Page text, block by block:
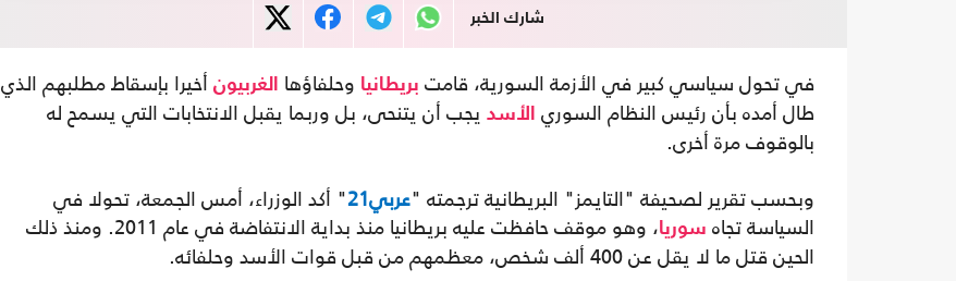
شارك الخبر
في تحول سياسي كبير في الأزمة السورية، قامت بريطانيا وحلفاؤها الغربيون أخيرا بإسقاط مطلبهم الذي
طال أمده بأن رئيس النظام السوري
الأسد يجب أن يتنحى، بل وربما يقبل الانتخابات التي يسمح له
بالوقوف مرة أخرى.
وبحسب تقرير لصحيفة "التايمز" البريطانية ترجمته "عربي21
" أكد الوزراء، أمس الجمعة، تحولا في
السياسة تجاه سوريا
، وهو موقف حافظت عليه بريطانيا منذ بداية الانتفاضة في عام 2011. ومنذ ذلك
الحين قتل ما لا يقل عن 400 ألف شخص، معظمهم من قبل قوات الأسد وحلفائه.